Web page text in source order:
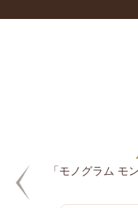
リMM ブラウン リュック
36」買取